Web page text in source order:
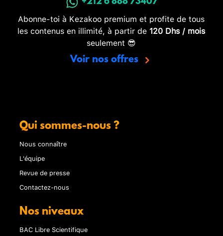
+212 6 888 73407
Abonne-toi à Kezakoo premium et profite de tous
les contenus en illimité, à partir de 120 Dhs / mois
seulement 😎
Voir nos offres
Qui sommes-nous ?
Nous connaître
L'équipe
Revue de presse
Contactez-nous
Nos niveaux
BAC Libre Scientifique